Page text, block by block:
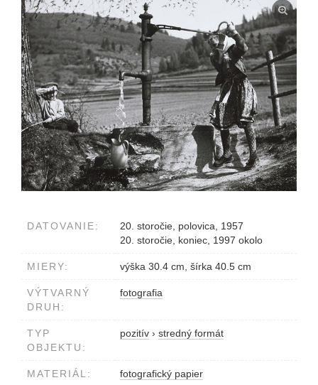
DATOVANIE:
20. storočie, polovica, 1957
20. storočie, koniec, 1997 okolo
MIERY: výška 30.4 cm, šírka 40.5 cm
VÝTVARNÝ
DRUH:
fotografia
TYP
OBJEKTU:
pozitív › stredný formát
MATERIÁL: fotografický papier